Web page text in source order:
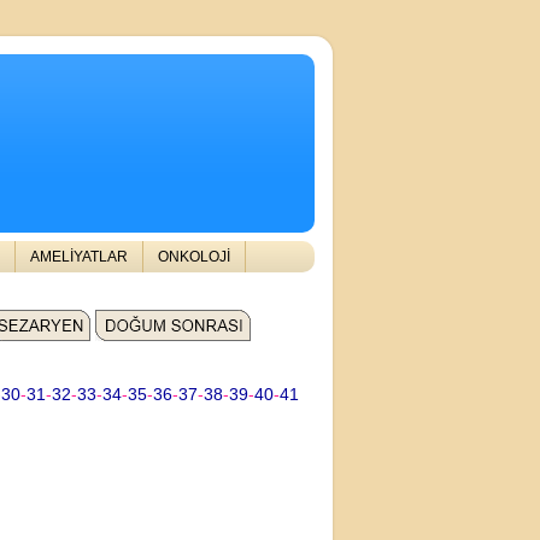
AMELİYATLAR ONKOLOJİ
30-31 -32-33-34-35-36-37-38-39-40-41